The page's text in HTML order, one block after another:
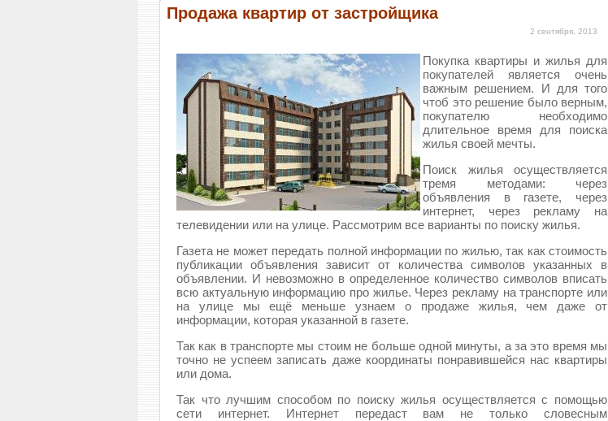
Продажа квартир от застройщика
2 сентября, 2013
Покупка квартиры и жилья для
покупателей является очень
важным решением. И для того
чтоб это решение было верным,
покупателю необходимо
длительное время для поиска
жилья своей мечты.
Поиск жилья осуществляется
тремя методами: через
объявления в газете, через
интернет, через рекламу на
телевидении или на улице. Рассмотрим все варианты по поиску жилья.
Газета не может передать полной информации по жилью, так как стоимость
публикации объявления зависит от количества символов указанных в
объявлении. И невозможно в определенное количество символов вписать
всю актуальную информацию про жилье. Через рекламу на транспорте или
на улице мы ещё меньше узнаем о продаже жилья, чем даже от
информации, которая указанной в газете.
Так как в транспорте мы стоим не больше одной минуты, а за это время мы
точно не успеем записать даже координаты понравившейся нас квартиры
или дома.
Так что лучшим способом по поиску жилья осуществляется с помощью
сети интернет. Интернет передаст вам не только словесным